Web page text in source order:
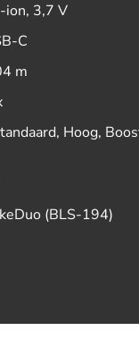
3,7 V
C
m
Hoog,
(BLS-194)